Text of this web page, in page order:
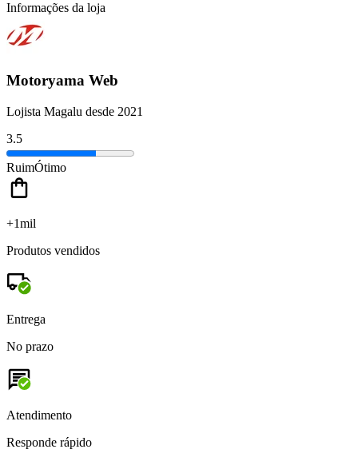
Informações da loja
Motoryama Web
Lojista Magalu desde 2021
3.5
RuimÓtimo
+1mil
Produtos vendidos
Entrega
No prazo
Atendimento
Responde rápido